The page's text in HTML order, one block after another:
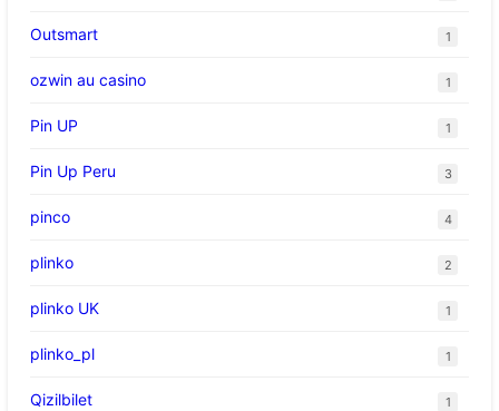
Outsmart 1
ozwin au casino 1
Pin UP 1
Pin Up Peru 3
pinco 4
plinko 2
plinko UK 1
plinko_pl 1
Qizilbilet 1